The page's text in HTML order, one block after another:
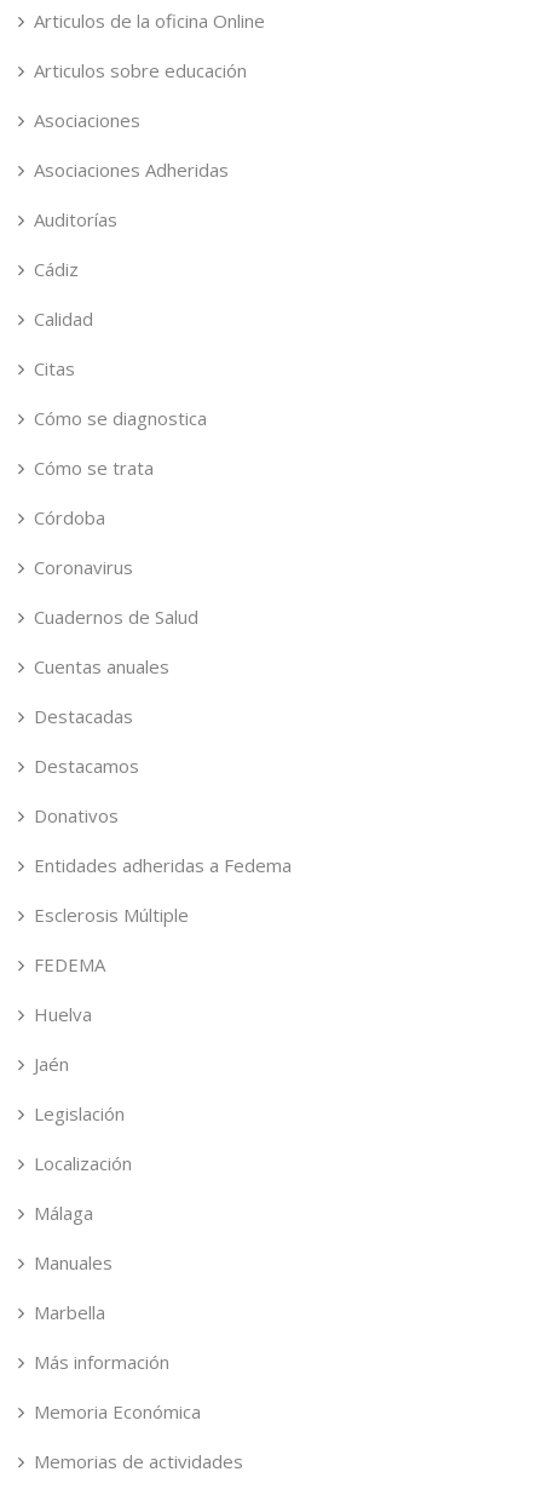
Articulos de la oficina Online
Articulos sobre educación
Asociaciones
Asociaciones Adheridas
Auditorías
Cádiz
Calidad
Citas
Cómo se diagnostica
Cómo se trata
Córdoba
Coronavirus
Cuadernos de Salud
Cuentas anuales
Destacadas
Destacamos
Donativos
Entidades adheridas a Fedema
Esclerosis Múltiple
FEDEMA
Huelva
Jaén
Legislación
Localización
Málaga
Manuales
Marbella
Más información
Memoria Económica
Memorias de actividades